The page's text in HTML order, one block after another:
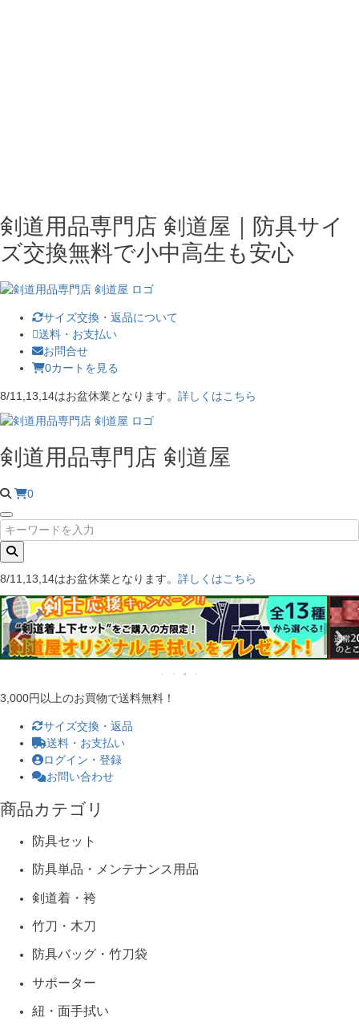
剣道用品専門店 剣道屋｜防具サイ
ズ交換無料で小中高生も安心
サイズ交換・返品について
送料・お支払い
お問合せ
0カートを見る
8/11,13,14はお盆休業となります。 詳しくはこちら
剣道用品専門店 剣道屋
0
8/11,13,14はお盆休業となります。 詳しくはこちら
3,000円以上のお買物で送料無料！
サイズ交換・返品
送料・お支払い
ログイン・登録
お問い合わせ
商品カテゴリ
防具セット
防具単品・メンテナンス用品
剣道着・袴
竹刀・木刀
防具バッグ・竹刀袋
サポーター
紐・面手拭い